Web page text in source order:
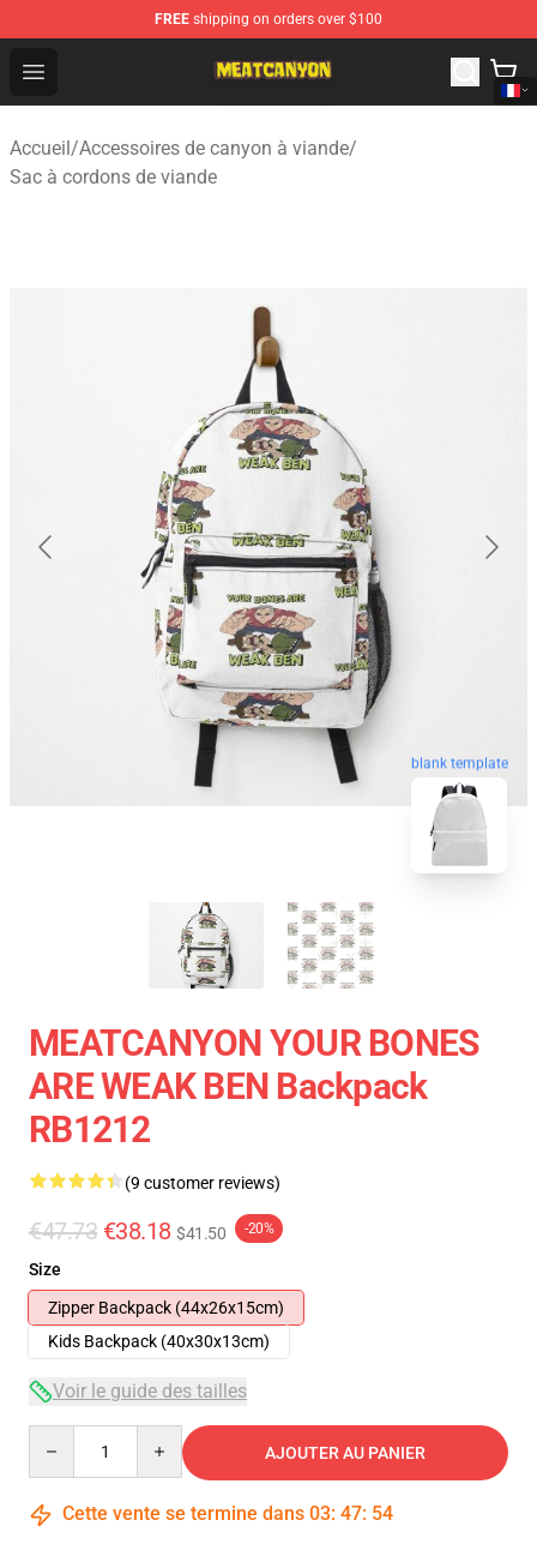
FREE shipping on orders over $100
Open menu
MeatCanyon Shop - Official MeatCanyon Merchandise
Accueil/Accessoires de canyon à viande/
Sac à cordons de viande
blank template
MEATCANYON YOUR BONES
ARE WEAK BEN Backpack
RB1212
(9 customer reviews)
€47.73 €38.18 $41.50 -20%
Size
Zipper Backpack (44x26x15cm)
Kids Backpack (40x30x13cm)
Voir le guide des tailles
AJOUTER AU PANIER
Cette vente se termine dans 03: 47: 54